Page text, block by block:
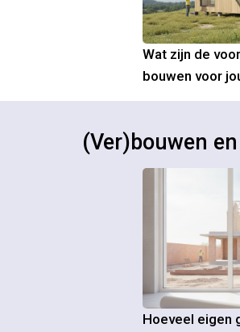
Wat zijn de
bouwen voor
(Ver)bouwen
Hoeveel eigen